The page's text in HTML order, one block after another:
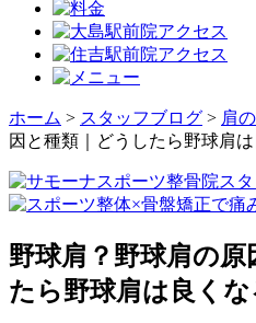
ホーム > スタッフブログ > 肩
因と種類｜どうしたら野球肩
野球肩？野球肩の
たら野球肩は良くな